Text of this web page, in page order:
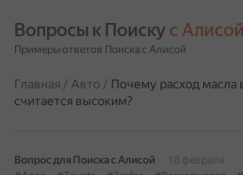
Вопросы к Поиску с Алисой
Примеры ответов Поиска с Алисой
Главная / Авто / Почему расход масла
считается высоким?
Вопрос для Поиска с Алисой
18 февраля